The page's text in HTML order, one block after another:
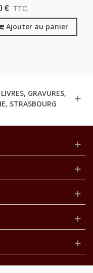
1980 - Jeune Homme,
€ TTC
Ajouter au panier
GRAVURES,
STRASBOURG